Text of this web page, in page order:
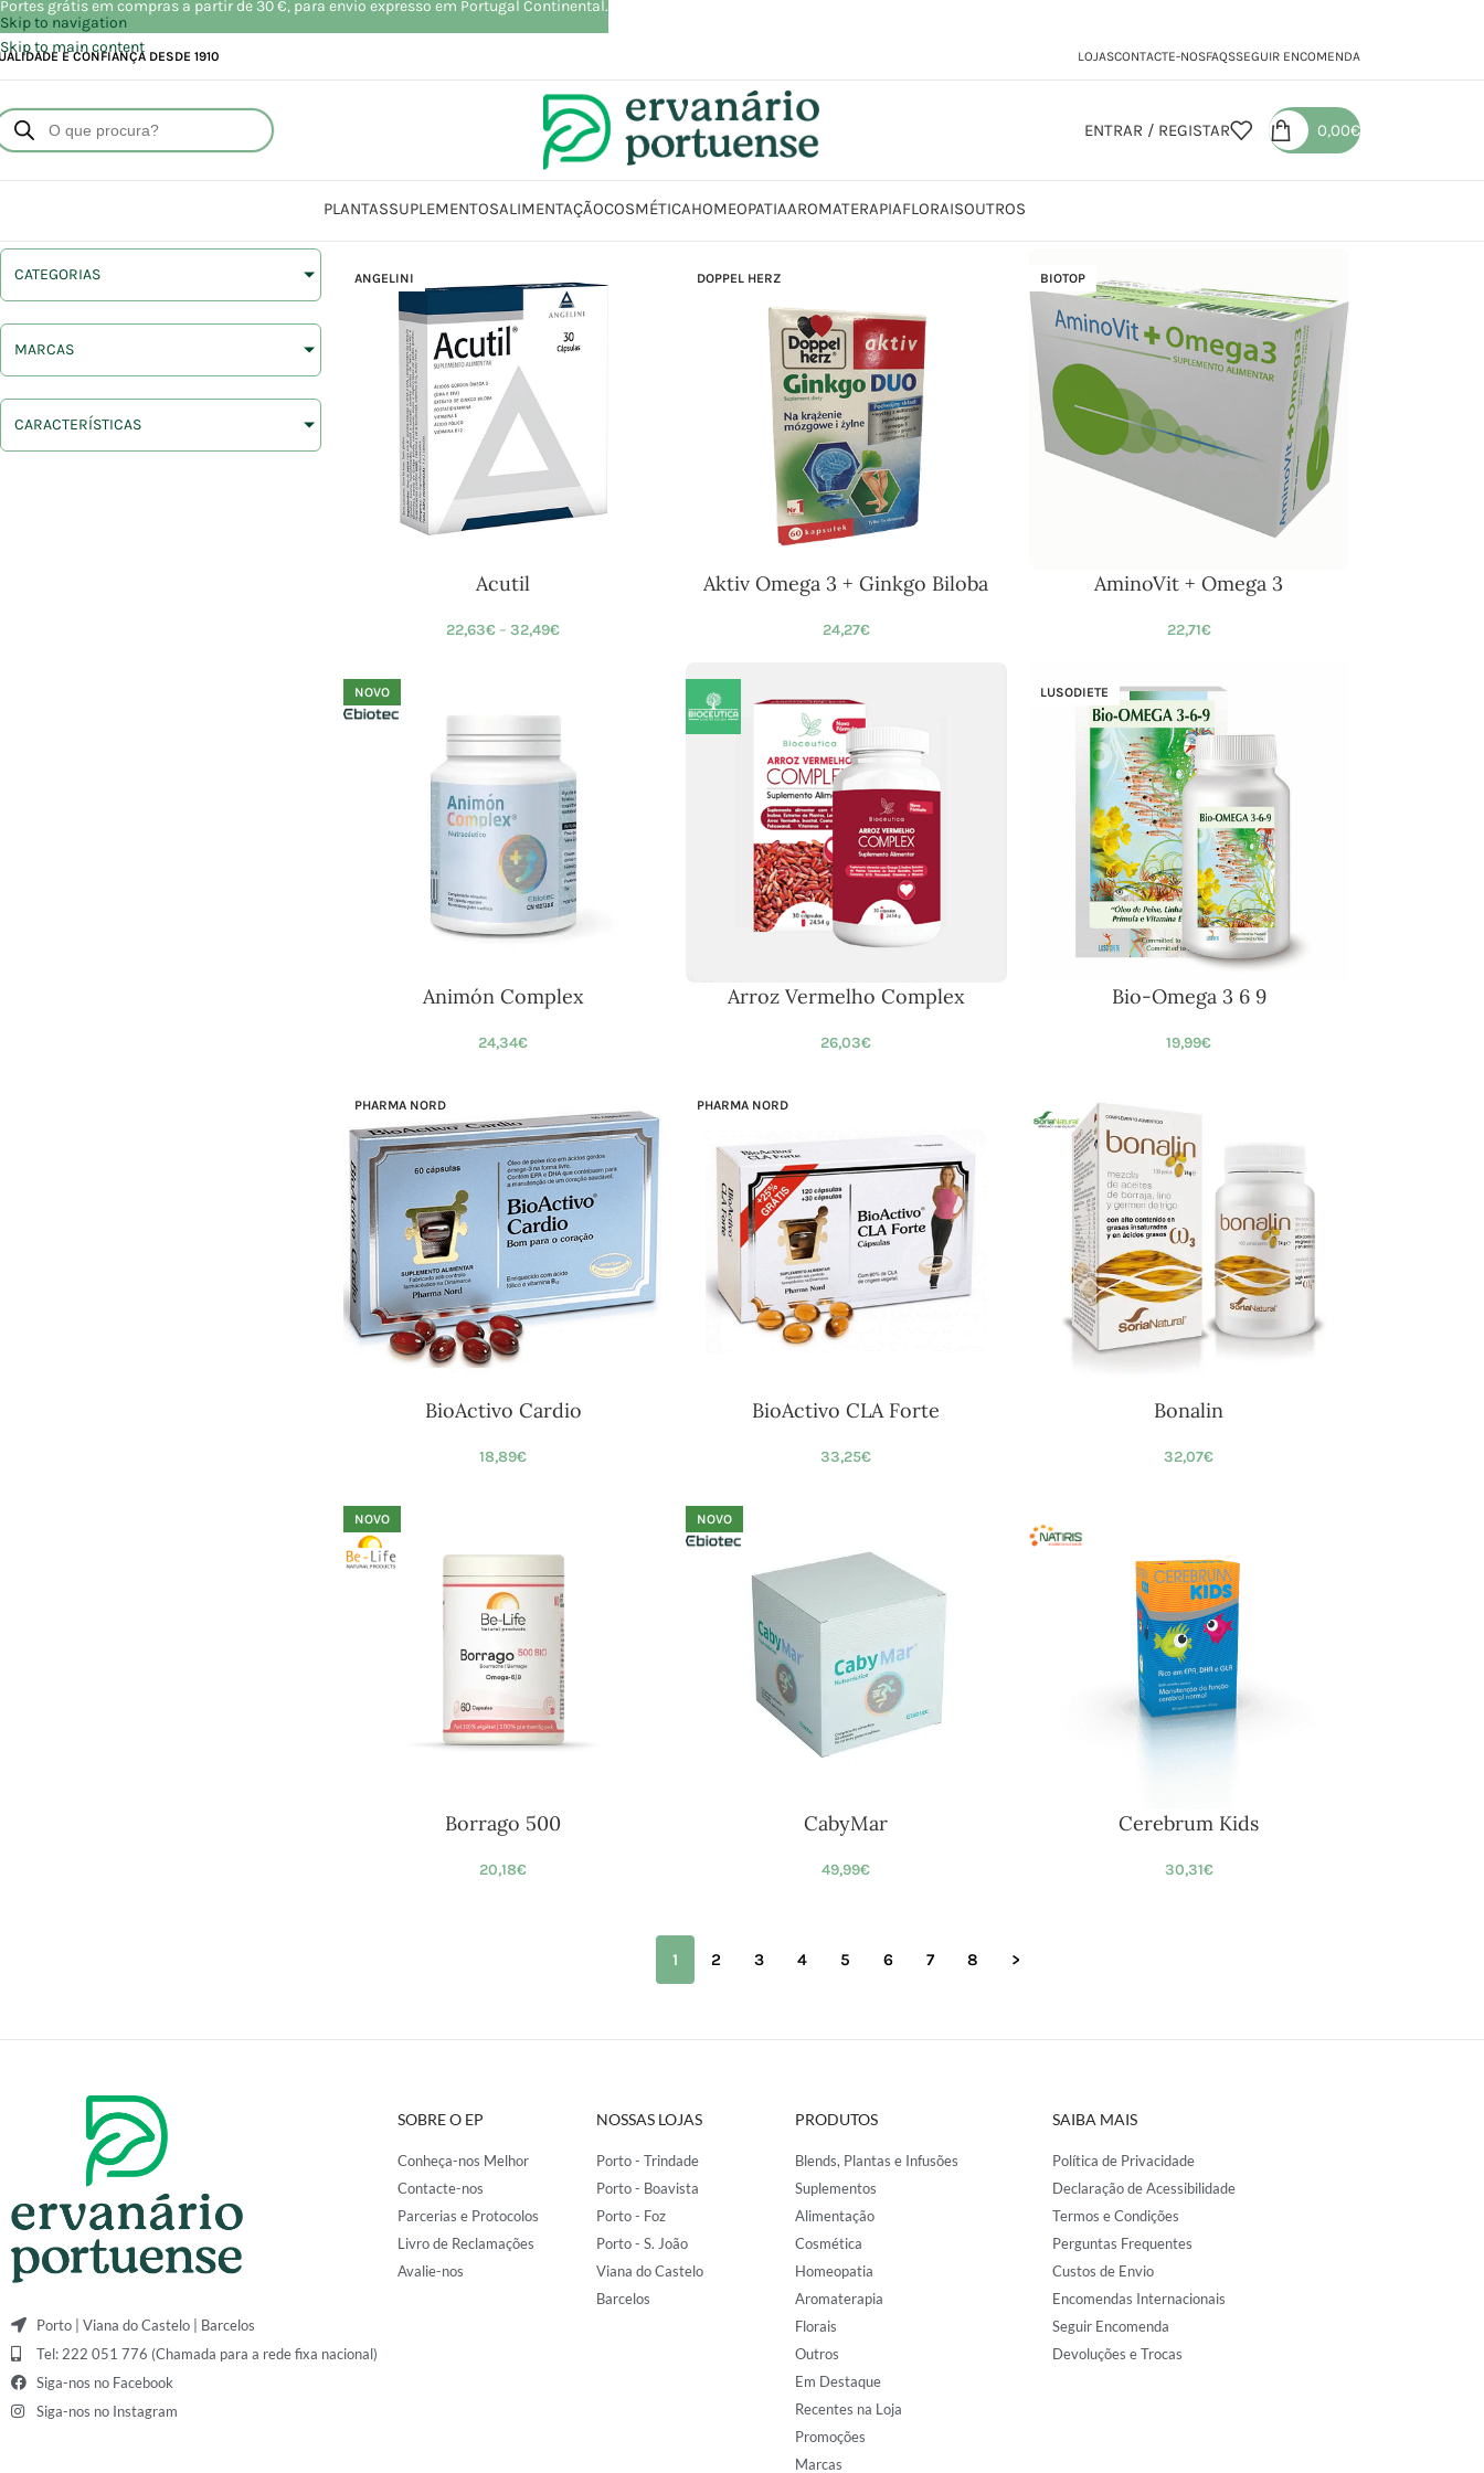
Skip to navigation
Skip to main content
E CONFIANÇA DESDE 1910 LOJASCONTACTE-NOSFAQSSEGUIR ENCOMENDA
ENTRAR / REGISTAR 0,00€
PLANTASSUPLEMENTOSALIMENTAÇÃOCOSMÉTICAHOMEOPATIAAROMATERAPIAFLORAISOUTROS
CATEGORIAS
MARCAS
CARACTERÍSTICAS
ANGELINI
Acutil
22,63€ – 32,49€
DOPPEL HERZ
Aktiv Omega 3 + Ginkgo Biloba
24,27€
BIOTOP
AminoVit + Omega 3
22,71€
NOVO
Animón Complex
24,34€
Arroz Vermelho Complex
26,03€
LUSODIETE
Bio-Omega 3 6 9
19,99€
PHARMA NORD
BioActivo Cardio
18,89€
PHARMA NORD
BioActivo CLA Forte
33,25€
Bonalin
32,07€
NOVO
Borrago 500
20,18€
NOVO
CabyMar
49,99€
Cerebrum Kids
30,31€
1 2 3 4 5 6 7 8 >
Porto | Viana do Castelo | Barcelos
Tel: 222 051 776 (Chamada para a rede fixa nacional)
Siga-nos no Facebook
Siga-nos no Instagram
SOBRE O EP
Conheça-nos Melhor
Contacte-nos
Parcerias e Protocolos
Livro de Reclamações
Avalie-nos
NOSSAS LOJAS
Porto - Trindade
Porto - Boavista
Porto - Foz
Porto - S. João
Viana do Castelo
Barcelos
PRODUTOS
Blends, Plantas e Infusões
Suplementos
Alimentação
Cosmética
Homeopatia
Aromaterapia
Florais
Outros
Em Destaque
Recentes na Loja
Promoções
Marcas
SAIBA MAIS
Política de Privacidade
Declaração de Acessibilidade
Termos e Condições
Perguntas Frequentes
Custos de Envio
Encomendas Internacionais
Seguir Encomenda
Devoluções e Trocas
Portes grátis em compras a partir de 30 €, para envio expresso em Portugal Continental.